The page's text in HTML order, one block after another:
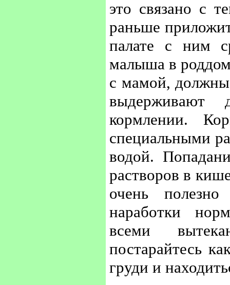
это связано с
раньше
палате с ним
малыша в
с мамой,
выдерживают
кормлении.
специальными
водой.
растворов в
очень
наработки
всеми
постарайтесь
груди и